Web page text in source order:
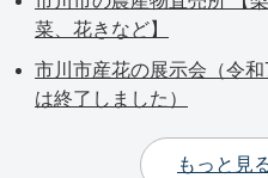
菜、花きなど】
市川市産花の展示会（令
は終了しました）
もっと見